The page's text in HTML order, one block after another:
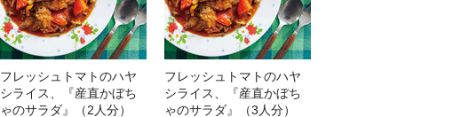
フレッシュトマトのハヤ
シライス、『産直かぼち
ゃのサラダ』（2人分）
フレッシュトマトのハヤ
シライス、『産直かぼち
ゃのサラダ』（3人分）